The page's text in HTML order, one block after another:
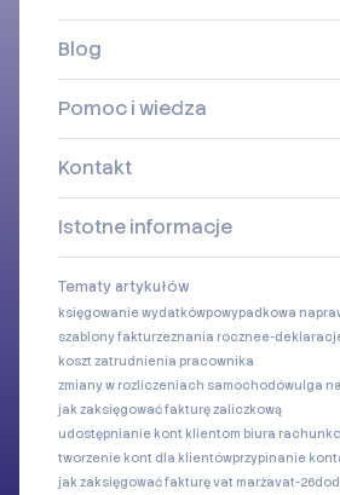
Blog
Pomoc i wiedza
Kontakt
Istotne informacje
Tematy artykułów
księgowanie wydatkówpowypadkowa
szablony fakturzeznania rocznee-
koszt zatrudnienia pracownika
zmiany w rozliczeniach samochodówulga
jak zaksięgować fakturę zaliczkową
udostępnianie kont klientom biura
tworzenie kont dla klientówprzypinanie
jak zaksięgować fakturę vat marżavat-26